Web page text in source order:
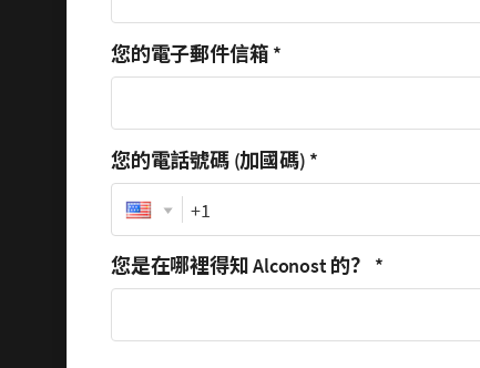
您的電子郵件信箱 *
您的電話號碼 (加國碼) *
Phone
您是在哪裡得知 Alconost 的？ *